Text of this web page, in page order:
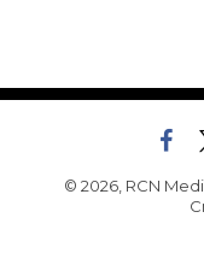
© 2026, RCN